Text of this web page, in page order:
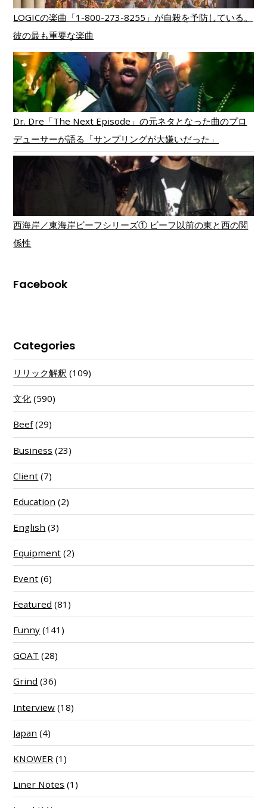
LOGICの楽曲「1-800-273-8255」が自殺を予防している。
彼の最も重要な楽曲
Dr. Dre「The Next Episode」の元ネタとなった曲のプロ
デューサーが語る「サンプリングが大嫌いだった」
西海岸／東海岸ビーフシリーズ① ビーフ以前の東と西の関
係性
Facebook
Categories
リリック解釈 (109)
文化 (590)
Beef(29)
Business (23)
Client (7)
Education (2)
English (3)
Equipment (2)
Event (6)
Featured (81)
Funny (141)
GOAT (28)
Grind (36)
Interview (18)
Japan (4)
KNOWER (1)
Liner Notes (1)